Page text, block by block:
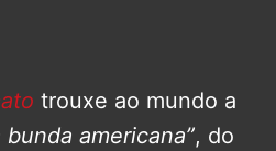
trouxe ao mundo a
bunda americana”, do